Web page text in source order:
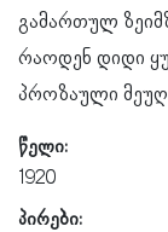
გამართულ
რაოდენ დიდი
პროზაული
წელი:
1920
პირები: